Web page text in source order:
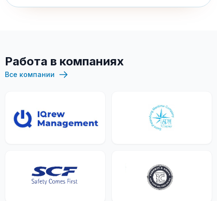
Работа в компаниях
Все компании